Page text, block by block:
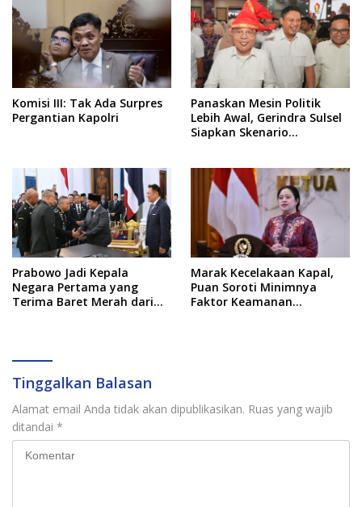
Komisi III: Tak Ada Surpres
Pergantian Kapolri
Panaskan Mesin Politik
Lebih Awal, Gerindra Sulsel
Siapkan Skenario
Prabowo Jadi Kepala
Negara Pertama yang
Terima Baret Merah dari
Marak Kecelakaan Kapal,
Puan Soroti Minimnya
Faktor Keamanan
Tinggalkan Balasan
Alamat email Anda tidak akan dipublikasikan. Ruas yang wajib
ditandai *